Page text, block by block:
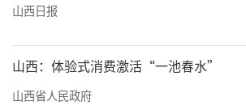
山西日报
山西：体验式消费激活“一池春水”
山西省人民政府